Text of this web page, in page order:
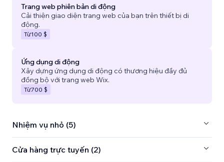
Trang web phiên bản di động
Cải thiện giao diện trang web của bạn trên thiết bị di
động.
Từ100 $
Ứng dụng di động
Xây dựng ứng dụng di động có thương hiệu đầy đủ
đồng bộ với trang web Wix.
Từ700 $
Nhiệm vụ nhỏ (5)
Cửa hàng trực tuyến (2)